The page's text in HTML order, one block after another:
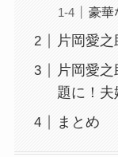
豪華
片岡愛
片岡愛
題に！夫
まとめ